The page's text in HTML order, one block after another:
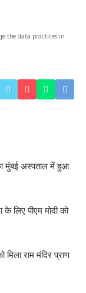
the data practices in
मुंबई अस्पताल में हुआ
लिए पीएम मोदी को
राम मंदिर प्राण